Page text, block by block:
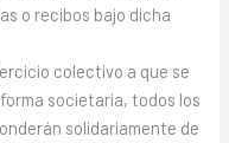
o recibos bajo dicha
colectivo a que se
societaria, todos los
solidariamente de